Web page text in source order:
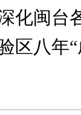
化闽台
区八年